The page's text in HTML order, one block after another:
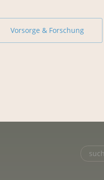
Vorsorge & Forschung